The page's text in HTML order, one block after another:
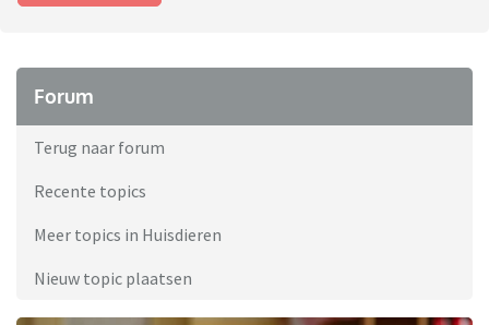
Forum
Terug naar forum
Recente topics
Meer topics in Huisdieren
Nieuw topic plaatsen